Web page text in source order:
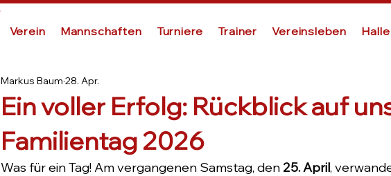
Verein Mannschaften Turniere Trainer Vereinsleben Halle
Ein voller Erfolg: Rückblick auf
Familientag 2026
Markus Baum 28. Apr.
Was für ein Tag! Am vergangenen Samstag, den 25. April,